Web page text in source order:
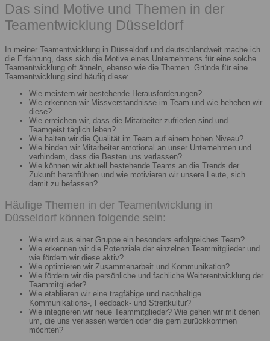
Das sind Motive und Themen in der
Teamentwicklung Düsseldorf
In meiner Teamentwicklung in Düsseldorf und deutschlandweit mache ich
die Erfahrung, dass sich die Motive eines Unternehmens für eine solche
Teamentwicklung oft ähneln, ebenso wie die Themen. Gründe für eine
Teamentwicklung sind häufig diese:
Wie meistern wir bestehende Herausforderungen?
Wie erkennen wir Missverständnisse im Team und wie beheben wir
diese?
Wie erreichen wir, dass die Mitarbeiter zufrieden sind und
Teamgeist täglich leben?
Wie halten wir die Qualität im Team auf einem hohen Niveau?
Wie binden wir Mitarbeiter emotional an unser Unternehmen und
verhindern, dass die Besten uns verlassen?
Wie können wir aktuell bestehende Teams an die Trends der
Zukunft heranführen und wie motivieren wir unsere Leute, sich
damit zu befassen?
Häufige Themen in der Teamentwicklung in
Düsseldorf können folgende sein:
Wie wird aus einer Gruppe ein besonders erfolgreiches Team?
Wie erkennen wir die Potenziale der einzelnen Teammitglieder und
wie fördern wir diese aktiv?
Wie optimieren wir Zusammenarbeit und Kommunikation?
Wie fördern wir die persönliche und fachliche Weiterentwicklung der
Teammitglieder?
Wie etablieren wir eine tragfähige und nachhaltige
Kommunikations-, Feedback- und Streitkultur?
Wie integrieren wir neue Teammitglieder? Wie gehen wir mit denen
um, die uns verlassen werden oder die gern zurückkommen
möchten?